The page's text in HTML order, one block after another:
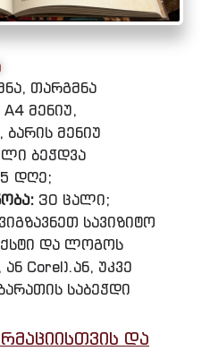
თარგმნა
A4 მენიუ,
მენიუ
ბეჭდვა
დღე;
30 ცალი;
სავიზიტო
და ლოგოს
Corel).ან, უკვე
საბეჭდი
და